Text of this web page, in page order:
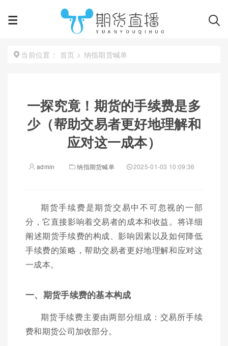
当前位置： 首页 > 纳指期货喊单
一探究竟！期货的手续费是多
少（帮助交易者更好地理解和
应对这一成本）
admin 纳指期货喊单 2025-01-03 10:09:36
期货手续费是期货交易中不可忽视的一部
分，它直接影响着交易者的成本和收益。将详细
阐述期货手续费的构成、影响因素以及如何降低
手续费的策略，帮助交易者更好地理解和应对这
一成本。
一、期货手续费的基本构成
期货手续费主要由两部分组成：交易所手续
费和期货公司加收部分。